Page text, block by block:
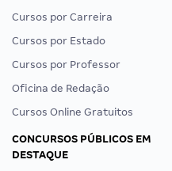
Cursos por Carreira
Cursos por Estado
Cursos por Professor
Oficina de Redação
Cursos Online Gratuitos
CONCURSOS PÚBLICOS EM
DESTAQUE